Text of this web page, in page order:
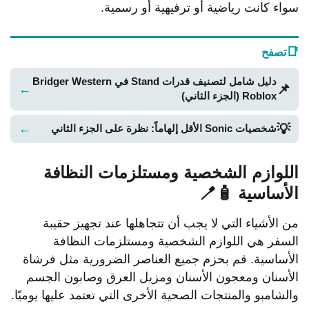
سواء كانت رياضية أو ترفيهية أو رسمية.
📑تصفح
📌
دليل شامل لتصنيف قدرات Stand في Bridger Western
Roblox (الجزء الثاني)
←
💡شخصيات Sonic الأقل إلهاماً: نظرة على الجزء الثاني ←
اللوازم الشخصية ومستلزمات النظافة
الأساسية 🧴🪥
من الأشياء التي لا يجب أن تتجاهلها عند تجهيز حقيبة
السفر هي اللوازم الشخصية ومستلزمات النظافة
الأساسية. قم بحزم جميع العناصر الضرورية مثل فرشاة
الأسنان ومعجون الأسنان ومزيل العرق وصابون الجسم
والشامبو والمنتجات الصحية الأخرى التي تعتمد عليها يوميًا.